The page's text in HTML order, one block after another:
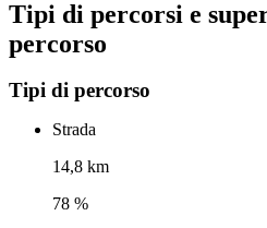
Tipi di percorsi e
percorso
Tipi di percorso
Strada
14,8 km
78 %